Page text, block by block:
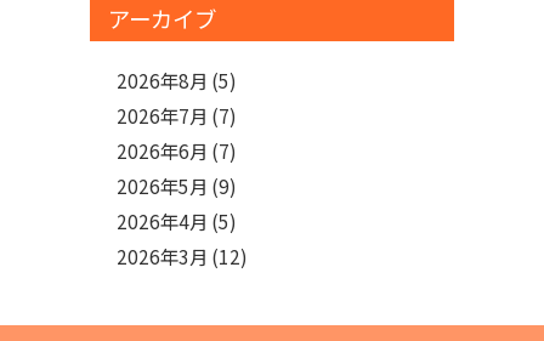
アーカイブ
2026年8月 (5)
2026年7月 (7)
2026年6月 (7)
2026年5月 (9)
2026年4月 (5)
2026年3月 (12)